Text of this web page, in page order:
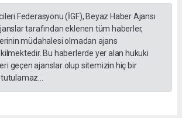
Federasyonu (İGF), Beyaz Haber Ajansı
tarafından eklenen tüm haberler,
müdahalesi olmadan ajans
Bu haberlerde yer alan hukuki
geçen ajanslar olup sitemizin hiç bir